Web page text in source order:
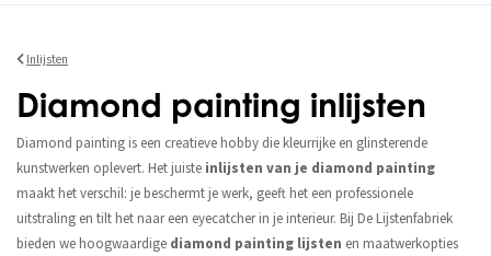
Inlijsten
Diamond painting inlijsten
Diamond painting is een creatieve hobby die kleurrijke en glinsterende
kunstwerken oplevert. Het juiste inlijsten van je diamond painting
maakt het verschil: je beschermt je werk, geeft het een professionele
uitstraling en tilt het naar een eyecatcher in je interieur. Bij De Lijstenfabriek
bieden we hoogwaardige diamond painting lijsten en maatwerkopties